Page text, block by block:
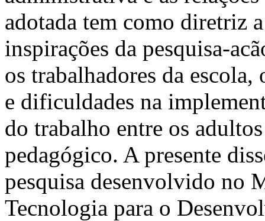
adotada tem como diretriz
inspirações da pesquisa-
os trabalhadores da
e dificuldades na
do trabalho entre os
pedagógico. A presente
pesquisa desenvolvido no
Tecnologia para o